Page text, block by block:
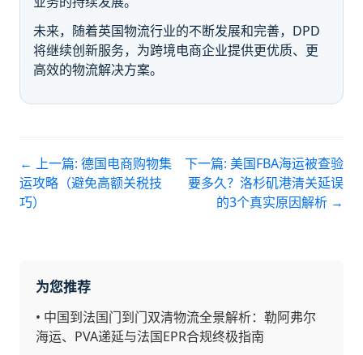
未来，随着英国物流行业的不断发展和完善，DPD
将继续创新服务，为跨境电商企业提供更优质、更
高效的物流解决方案。
← 上一篇: 德国电商购物集
运攻略（避免高额关税技
巧）
下一篇: 美国FBA海运被查验
要多久？洛杉矶港清关延误
的3个真实原因解析 →
为您推荐
• 中国到法国门到门双清物流全景解析：勒阿弗尔
海运、PVA递延与法国EPR合规终极指南